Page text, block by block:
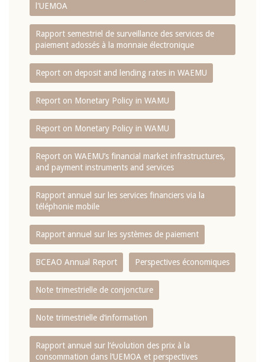
l'UEMOA
Rapport semestriel de surveillance des services de
paiement adossés à la monnaie électronique
Report on deposit and lending rates in WAEMU
Report on Monetary Policy in WAMU
Report on Monetary Policy in WAMU
Report on WAEMU’s financial market infrastructures,
and payment instruments and services
Rapport annuel sur les services financiers via la
téléphonie mobile
Rapport annuel sur les systèmes de paiement
BCEAO Annual Report Perspectives économiques
Note trimestrielle de conjoncture
Note trimestrielle d‘information
Rapport annuel sur l‘évolution des prix à la
consommation dans l‘UEMOA et perspectives